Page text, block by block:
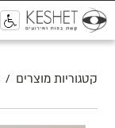
קטגוריות מוצרים /